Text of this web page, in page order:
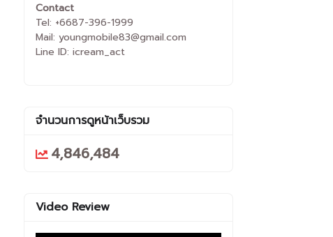
Contact
Tel: +6687-396-1999
Mail: youngmobile83@gmail.com
Line ID: icream_act
จำนวนการดูหน้าเว็บรวม
4,846,484
Video Review